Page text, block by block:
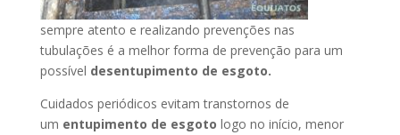
sempre atento e realizando prevenções nas
tubulações é a melhor forma de prevenção para um
possível desentupimento de esgoto.
Cuidados periódicos evitam transtornos de
um entupimento de esgoto logo no início, menor